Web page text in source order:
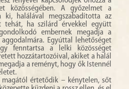
közösségében. A győzelmet a
ki, halálával megszabadította az
ha szilárd érvekkel együtt
embernek megadja a
Egyúttal lehetőséget
fenntartsa a lelki közösséget
hozzátartozóival, akiket a halál
a reményt, hogy ők Istennél
magától értetődik – kénytelen, sőt